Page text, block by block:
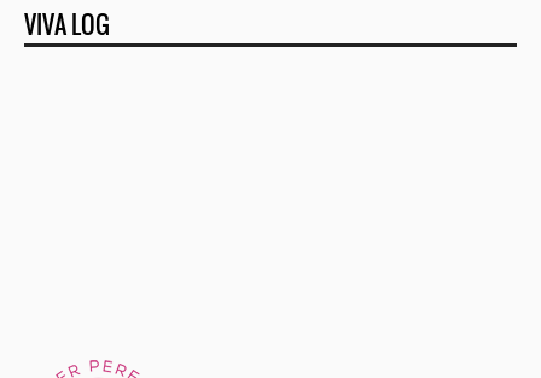
► 2016 (82)
VIVA LOG